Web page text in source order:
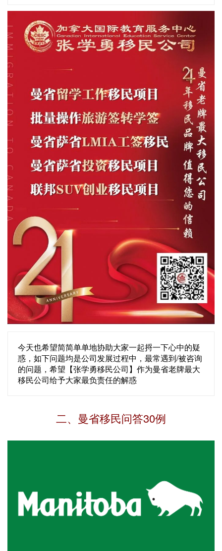
今天也希望简简单单地协助大家一起捋一下心中的疑
惑，如下问题均是公司发展过程中，最常遇到/被咨询
的问题，希望【张学勇移民公司】作为曼省老牌最大
移民公司给予大家最负责任的解惑
二、曼省移民问答30例